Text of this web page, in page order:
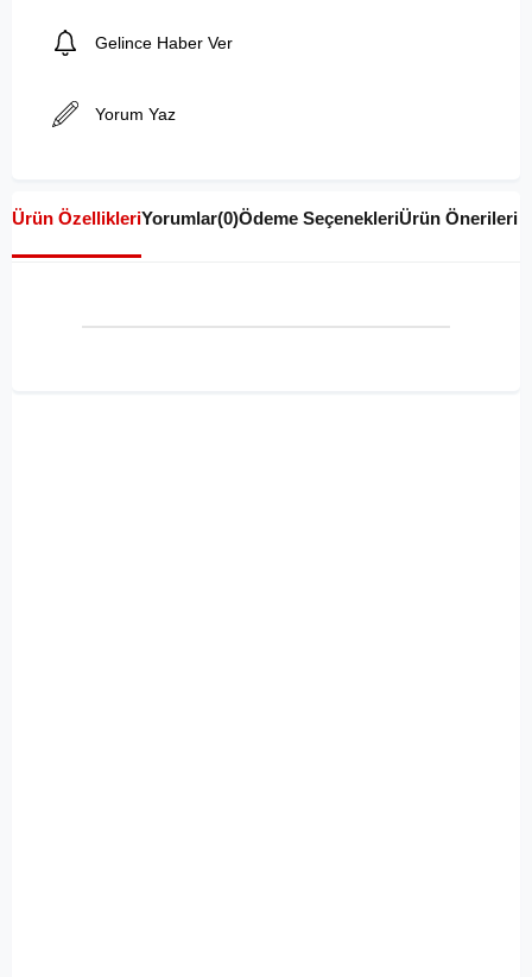
Gelince Haber Ver
Yorum Yaz
Ürün ÖzellikleriYorumlar(0)Ödeme SeçenekleriÜrün Önerileri